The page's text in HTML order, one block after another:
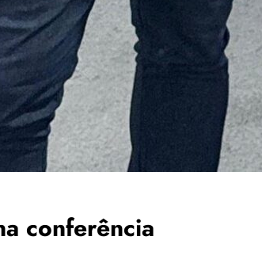
conferência